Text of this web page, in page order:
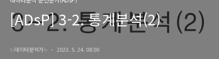
[ADsP] 3-2. 통계분석(2)
✨️데이터분석가✨️ 2023. 5. 24. 08:00